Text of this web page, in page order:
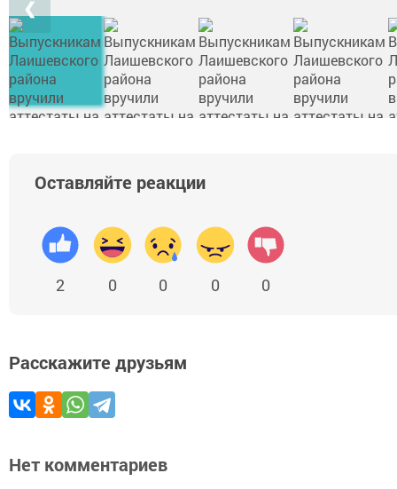
❮
Оставляйте реакции
2 0 0 0 0
Расскажите друзьям
Нет комментариев